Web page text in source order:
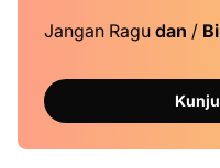
Jangan Ragu dan /